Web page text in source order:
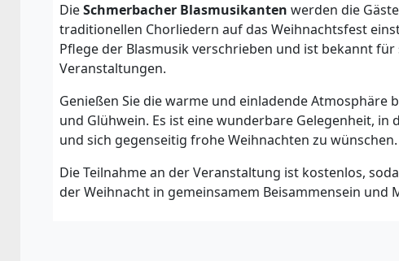
DieSchmerbacher Blasmusikanten werden die
traditionellen Chorliedern auf das Weihnachtsfest
Pflege der Blasmusik verschrieben und ist bekannt
Veranstaltungen.
Genießen Sie die warme und einladende Atmosphäre
und Glühwein. Es ist eine wunderbare Gelegenheit, in
und sich gegenseitig frohe Weihnachten zu wünschen.
Die Teilnahme an der Veranstaltung ist kostenlos,
der Weihnacht in gemeinsamem Beisammensein und